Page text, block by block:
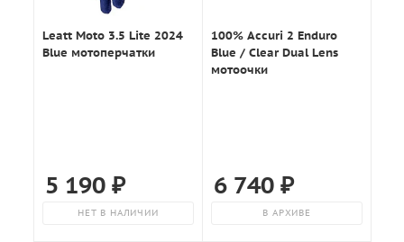
Leatt Moto 3.5 Lite 2024
Blue мотоперчатки
5 190₽
НЕТ В НАЛИЧИИ
100% Accuri 2 Enduro
Blue / Clear Dual Lens
мотоочки
6 740 ₽
В АРХИВЕ